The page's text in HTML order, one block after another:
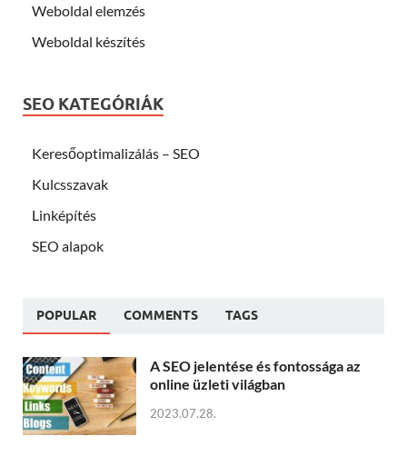
Weboldal elemzés
Weboldal készítés
SEO KATEGÓRIÁK
Keresőoptimalizálás – SEO
Kulcsszavak
Linképítés
SEO alapok
POPULAR COMMENTS TAGS
A SEO jelentése és fontossága az
online üzleti világban
2023.07.28.